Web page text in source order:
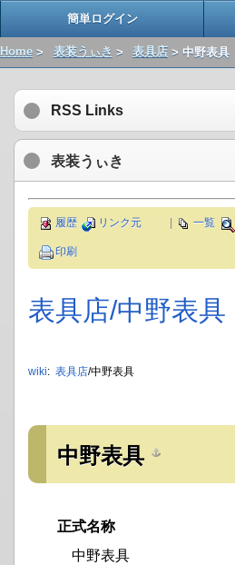
簡単ログイン
Home > 表装うぃき > 表具店 > 中野表具
RSS Links
表装うぃき
一覧
履歴 リンク元
印刷
表具店​/中野表具
wiki: 表具店/中野表具
中野表具
正式名称
中野表具